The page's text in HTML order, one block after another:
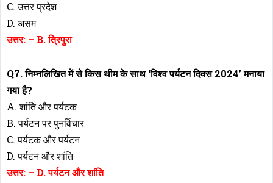
C. उत्तर प्रदेश
D. असम
उत्तर: – B. त्रिपुरा
Q7. निम्नलिखित में से किस थीम के साथ ‘विश्व पर्यटन दिवस 2024’ मनाया
गया है?
A. शांति और पर्यटक
B. पर्यटन पर पुनर्विचार
C. पर्यटक और पर्यटन
D. पर्यटन और शांति
उत्तर: – D. पर्यटन और शांति